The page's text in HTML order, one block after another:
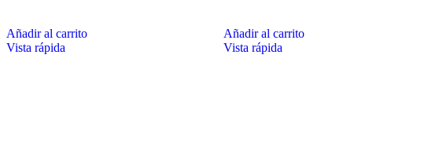
Añadir al carrito
Vista rápida
Añadir al carrito
Vista rápida